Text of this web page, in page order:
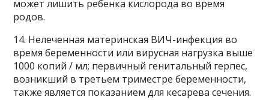
может лишить ребенка кислорода во время
родов.
14. Нелеченная материнская ВИЧ-инфекция во
время беременности или вирусная нагрузка выше
1000 копий / мл; первичный генитальный герпес,
возникший в третьем триместре беременности,
также является показанием для кесарева сечения.